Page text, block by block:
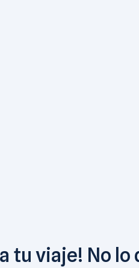
tu viaje! No lo